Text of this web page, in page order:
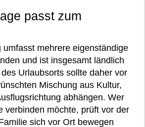
passt zum
umfasst mehrere eigenständige
und ist insgesamt ländlich
Urlaubsorts sollte daher vor
Mischung aus Kultur,
abhängen. Wer
verbinden möchte, prüft vor der
sich vor Ort bewegen